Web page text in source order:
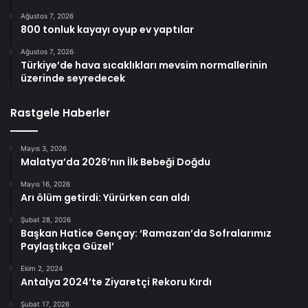
Ağustos 7, 2026
800 tonluk kayayı oyup ev yaptılar
Ağustos 7, 2026
Türkiye’de hava sıcaklıkları mevsim normallerinin
üzerinde seyredecek
Rastgele Haberler
Mayıs 3, 2026
Malatya’da 2026’nın İlk Bebeği Doğdu
Mayıs 16, 2026
Arı ölüm getirdi: Yürürken can aldı
Şubat 28, 2026
Başkan Hatice Gençay: ‘Ramazan’da Sofralarımız
Paylaştıkça Güzel’
Ekim 2, 2024
Antalya 2024’te Ziyaretçi Rekoru Kırdı
Şubat 17, 2026